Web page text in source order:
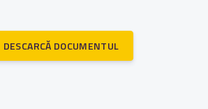
DESCARCĂ DOCUMENTUL